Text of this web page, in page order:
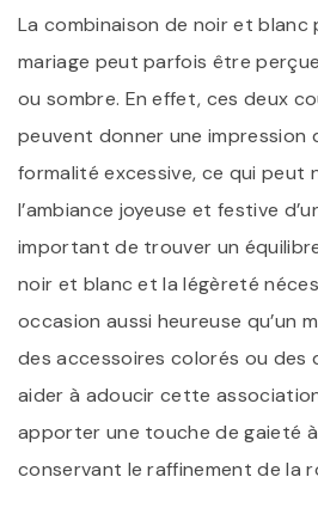
La combinaison de noir et blanc
mariage peut parfois être
ou sombre. En effet, ces deux
peuvent donner une impression
formalité excessive, ce qui peut
l’ambiance joyeuse et festive
important de trouver un
noir et blanc et la légèreté
occasion aussi heureuse qu’un
des accessoires colorés ou des
aider à adoucir cette
apporter une touche de gaieté
conservant le raffinement de la